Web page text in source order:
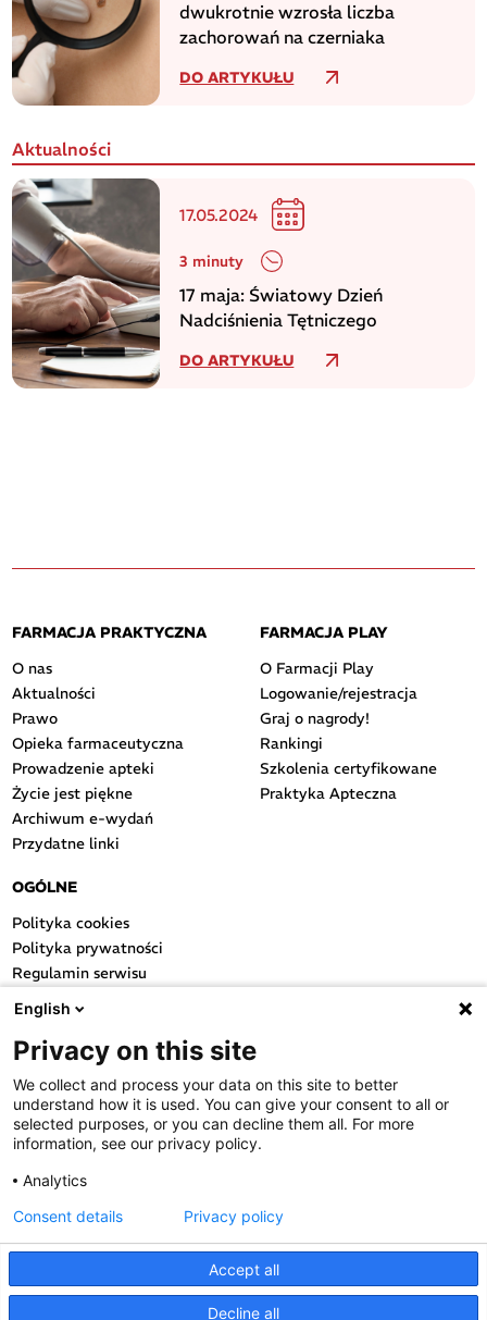
dwukrotnie wzrosła liczba
zachorowań na czerniaka
DO ARTYKUŁU
Aktualności
17.05.2024
3 minuty
17 maja: Światowy Dzień
Nadciśnienia Tętniczego
DO ARTYKUŁU
FARMACJA PRAKTYCZNA
O nas
Aktualności
Prawo
Opieka farmaceutyczna
Prowadzenie apteki
Życie jest piękne
Archiwum e-wydań
Przydatne linki
FARMACJA PLAY
O Farmacji Play
Logowanie/rejestracja
Graj o nagrody!
Rankingi
Szkolenia certyfikowane
Praktyka Apteczna
OGÓLNE
Polityka cookies
Polityka prywatności
Regulamin serwisu
Regulamin konkursu
Farmacja Play
Regulamin konkursu Lakcid
Regulamin konkursu Acard
Regulamin konkursu Biotebal
Regulamin konkursu Asmenol
Kontakt
PRODUKTY POLPHARMY
SOCIAL MEDIA
English
Privacy on this site
We collect and process your data on this site to better
understand how it is used. You can give your consent to all or
selected purposes, or you can decline them all. For more
information, see our privacy policy.
Analytics
Accept all
Decline all
Consent details Privacy policy